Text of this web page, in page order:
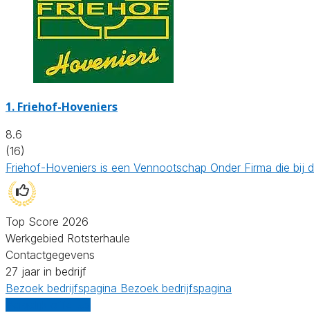
1. Friehof-Hoveniers
8.6
(16)
Friehof-Hoveniers is een Vennootschap Onder Firma die
Top Score 2026
Werkgebied Rotsterhaule
Contactgegevens
27 jaar in bedrijf
Bezoek bedrijfspagina Bezoek bedrijfspagina